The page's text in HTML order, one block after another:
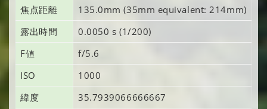
焦点距離
135.0mm (35mm equivalent: 214mm)
露出時間
0.0050 s (1/200)
F値
f/5.6
ISO
1000
緯度
35.7939066666667